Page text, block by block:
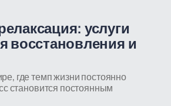
услуги
восстановления и
где темп жизни постоянно
становится постоянным